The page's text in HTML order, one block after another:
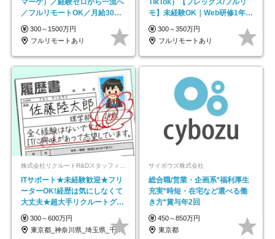
マーケ）／経験ゼロから一流へ
／フルリモートOK／月給30万
円～／年休130日以上
300～1500万円
フルリモートあり
TikTok）【フレックス/フルリ
モ】未経験OK｜Web研修1年間
｜副業OK
300～350万円
フルリモートあり
株式会社リクルートR&Dスタッフィング【リクルートグループ】
ITサポート★未経験歓迎★フリ
ーターOK!経歴は気にしなくて
大丈夫★超大手リクルートグル
ープの正社員/sg
300～600万円
東京都_神奈川県_埼玉県_千葉県_大阪府…
サイボウズ株式会社
総合職/営業・企画系*福利厚生
充実*時短・在宅など選べる働
き方*賞与年2回
450～850万円
東京都